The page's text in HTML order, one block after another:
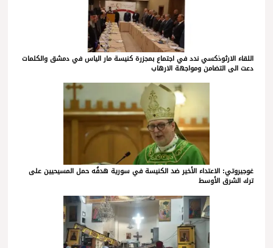
اللقاء الارثوذكسي ندد في اجتماع بمجزرة كنيسة مار الياس في دمشق والكلمات
دعت الى التضامن ومواجهة الارهاب
غوجيروتي: الاعتداء الأخير ضد الكنيسة في سورية هدفُه حمل المسيحيين على
ترك الشرق الأوسط